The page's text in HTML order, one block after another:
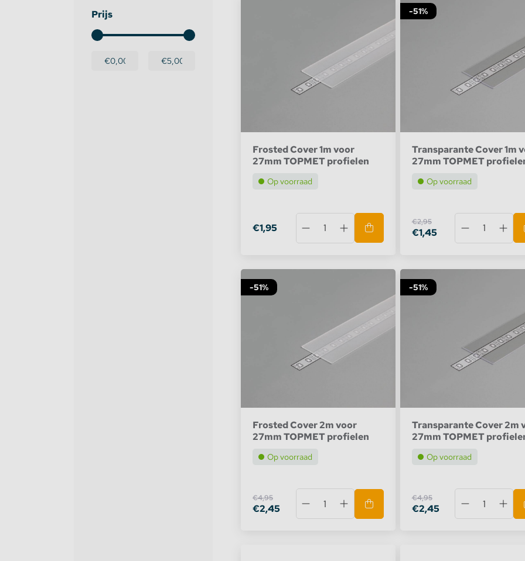
Dimmers en schakelaars
LED strip versterker
Accessoires Lumines
Uni12
Surface14
Smart16
VARIO30-01
Corner16 v2
Tile12
Prijs
Frosted Cover 1m voor
27mm TOPMET profielen
Op voorraad
€1,95
-51%
Transparante Cover 1m
27mm TOPMET
Op voorraad
€2,95
€1,45
-51%
Frosted Cover 2m voor
27mm TOPMET profielen
Op voorraad
€4,95
€2,45
-51%
Transparante Cover 2m
27mm TOPMET
Op voorraad
€4,95
€2,45